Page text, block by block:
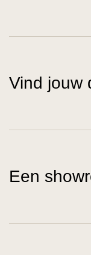
Vind jouw
Een